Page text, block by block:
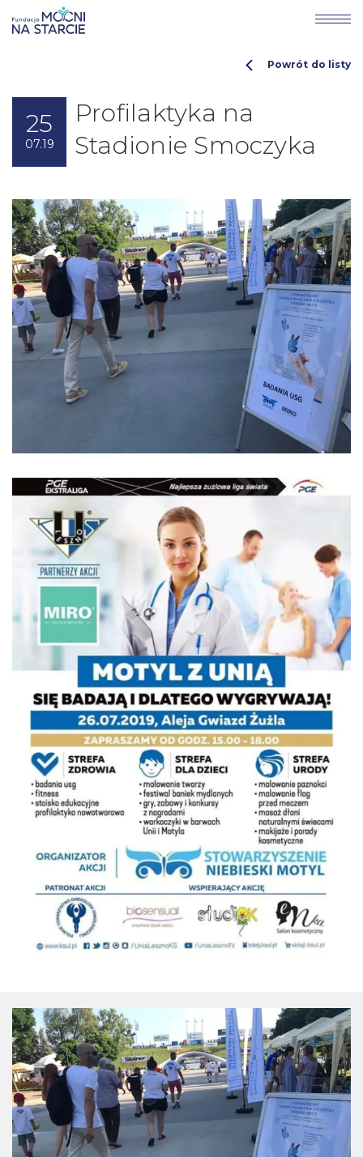
25
07.19
Profilaktyka na
Stadionie Smoczyka
Powrót do listy